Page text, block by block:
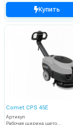
Купить
Comet CPS 45E
Артикул